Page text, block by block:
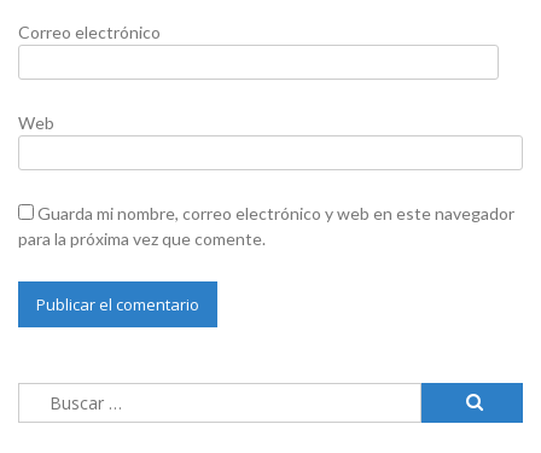
Correo electrónico
Web
Guarda mi nombre, correo electrónico y web en este navegador
para la próxima vez que comente.
Buscar: